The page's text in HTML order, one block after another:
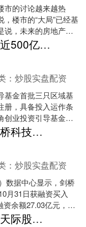
市的讨论越来越热
楼市的“大局”已经基
说，未来的房地产市
疯狂涨，也不会大
听起....
久久盈配资 近500亿元长三角创业投资引导基金启动，落地上海浦东
：炒股实盘配资
基金首批三只区域基
册，具备投入运作条
创业投资引导基金在
一体化国家战略意
三角区....
长宏策略 剑桥科技：10月31日获融资买入2.87亿元
：炒股实盘配资
数据中心显示，剑桥
月31日获融资买入
资余额27.03亿元，占
超过历史90....
股利网配资 天际股份：目前六氟磷酸锂的产能为3.7万吨/年 均保持满负荷生产状态